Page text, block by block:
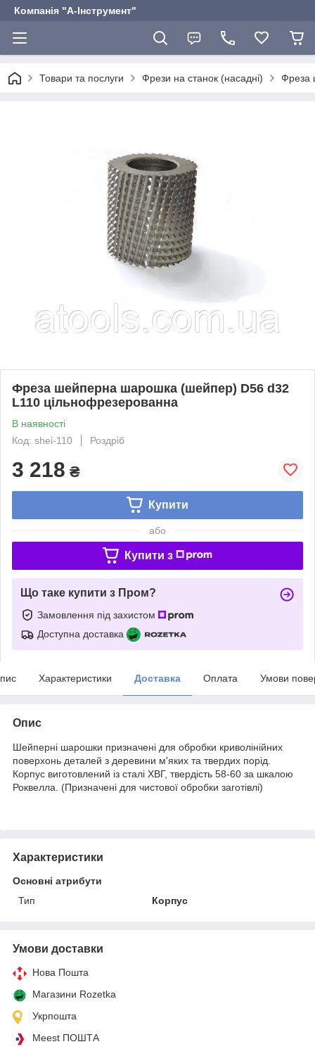
Компанія "А-Інструмент"
Товари та послуги Фрези на станок (насадні) Фреза
Фреза шейперна шарошка (шейпер) D56 d32
L110 цільнофрезерованна
В наявності
Код: shei-110
Роздріб
3 218 ₴
Купити
або
Купити з
Що таке купити з Пром?
Замовлення під захистом
Доступна доставка
Характеристики Доставка Оплата Умови
Опис
Шейперні шарошки призначені для обробки криволінійних
поверхонь деталей з деревини м'яких та твердих порід.
Корпус виготовлений із сталі ХВГ, твердість 58-60 за шкалою
Роквелла. (Призначені для чистової обробки заготівлі)
Характеристики
Основні атрибути
Тип
Корпус
Умови доставки
Нова Пошта
Магазини Rozetka
Укрпошта
Meest ПОШТА